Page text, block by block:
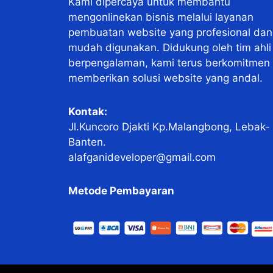
mengonlinekan bisnis melalui layanan
pembuatan website yang profesional dan
mudah digunakan. Didukung oleh tim ahli
berpengalaman, kami terus berkomitmen
memberikan solusi website yang andal.
Kontak:
Jl.Kuncoro Djakti Kp.Malangbong, Lebak-
Banten.
alafganideveloper@gmail.com
Metode Pembayaran